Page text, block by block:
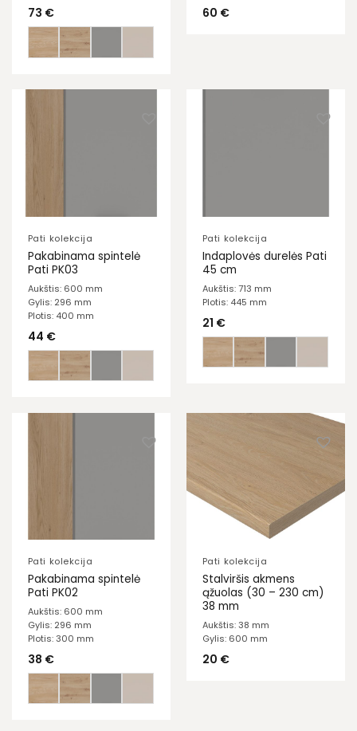
73 € 60 €
Pati kolekcija
Pakabinama spintelė
Pati PK03
Aukštis: 600 mm
Gylis: 296 mm
Plotis: 400 mm
44 €
Pati kolekcija
Indaplovės durelės Pati
45 cm
Aukštis: 713 mm
Plotis: 445 mm
21 €
Pati kolekcija
Pakabinama spintelė
Pati PK02
Aukštis: 600 mm
Gylis: 296 mm
Plotis: 300 mm
38 €
Pati kolekcija
Stalviršis akmens
ąžuolas (30 – 230 cm)
38 mm
Aukštis: 38 mm
Gylis: 600 mm
20 €